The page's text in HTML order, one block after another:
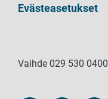
Evästeasetukset
Vaihde 029 530 0400